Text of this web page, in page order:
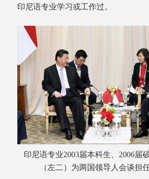
印尼语专业学习或工作过。
印尼语专业2003届本科生、2006届
（左二）为两国领导人会谈担